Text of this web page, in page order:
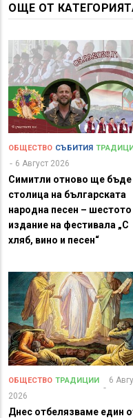
ОЩЕ ОТ
ОБЩЕСТВО СЪБИТИЯ
6 Август 2026
Симитли отново ще бъде
столица на българската
народна песен – шестото
издание на фестивала „С
хляб, вино и песен“
ОБЩЕСТВО ТРАДИЦИИ
6
2026
Днес отбелязваме един